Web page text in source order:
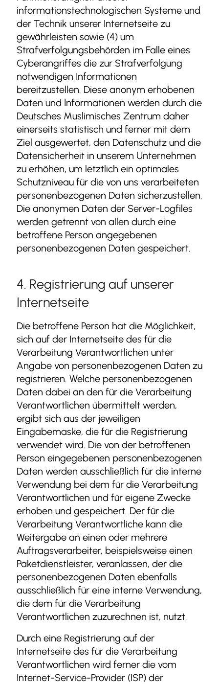
informationstechnologischen Systeme und
der Technik unserer Internetseite zu
gewährleisten sowie (4) um
Strafverfolgungsbehörden im Falle eines
Cyberangriffes die zur Strafverfolgung
notwendigen Informationen
bereitzustellen. Diese anonym erhobenen
Daten und Informationen werden durch die
Deutsches Muslimisches Zentrum daher
einerseits statistisch und ferner mit dem
Ziel ausgewertet, den Datenschutz und die
Datensicherheit in unserem Unternehmen
zu erhöhen, um letztlich ein optimales
Schutzniveau für die von uns verarbeiteten
personenbezogenen Daten sicherzustellen.
Die anonymen Daten der Server-Logfiles
werden getrennt von allen durch eine
betroffene Person angegebenen
personenbezogenen Daten gespeichert.
4. Registrierung auf unserer
Internetseite
Die betroffene Person hat die Möglichkeit,
sich auf der Internetseite des für die
Verarbeitung Verantwortlichen unter
Angabe von personenbezogenen Daten zu
registrieren. Welche personenbezogenen
Daten dabei an den für die Verarbeitung
Verantwortlichen übermittelt werden,
ergibt sich aus der jeweiligen
Eingabemaske, die für die Registrierung
verwendet wird. Die von der betroffenen
Person eingegebenen personenbezogenen
Daten werden ausschließlich für die interne
Verwendung bei dem für die Verarbeitung
Verantwortlichen und für eigene Zwecke
erhoben und gespeichert. Der für die
Verarbeitung Verantwortliche kann die
Weitergabe an einen oder mehrere
Auftragsverarbeiter, beispielsweise einen
Paketdienstleister, veranlassen, der die
personenbezogenen Daten ebenfalls
ausschließlich für eine interne Verwendung,
die dem für die Verarbeitung
Verantwortlichen zuzurechnen ist, nutzt.
Durch eine Registrierung auf der
Internetseite des für die Verarbeitung
Verantwortlichen wird ferner die vom
Internet-Service-Provider (ISP) der